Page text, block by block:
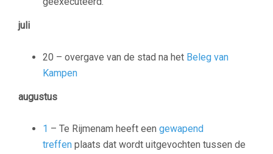
juli
20 – overgave van de stad na het Beleg van
Kampen
augustus
1 – Te Rijmenam heeft een gewapend
treffen plaats dat wordt uitgevochten tussen de